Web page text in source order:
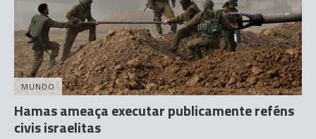
MUNDO
Hamas ameaça executar publicamente reféns
civis israelitas